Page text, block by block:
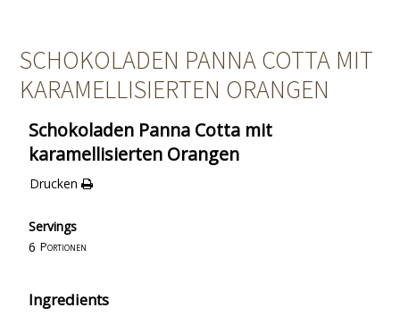
SCHOKOLADEN PANNA COTTA MIT
KARAMELLISIERTEN ORANGEN
Schokoladen Panna Cotta mit
karamellisierten Orangen
Drucken
Servings
6 Portionen
Ingredients